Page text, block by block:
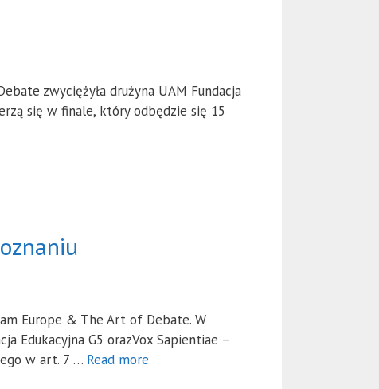
zwyciężyła drużyna UAM Fundacja
się w finale, który odbędzie się 15
Europe & The Art of Debate. W
Edukacyjna G5 orazVox Sapientiae –
w art. 7 … Read more